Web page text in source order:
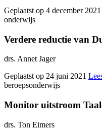
Geplaatst op 4 december 2021
onderwijs
Verdere reductie van
drs. Annet Jager
Geplaatst op 24 juni 2021
beroepsonderwijs
Monitor uitstroom
drs. Ton Eimers